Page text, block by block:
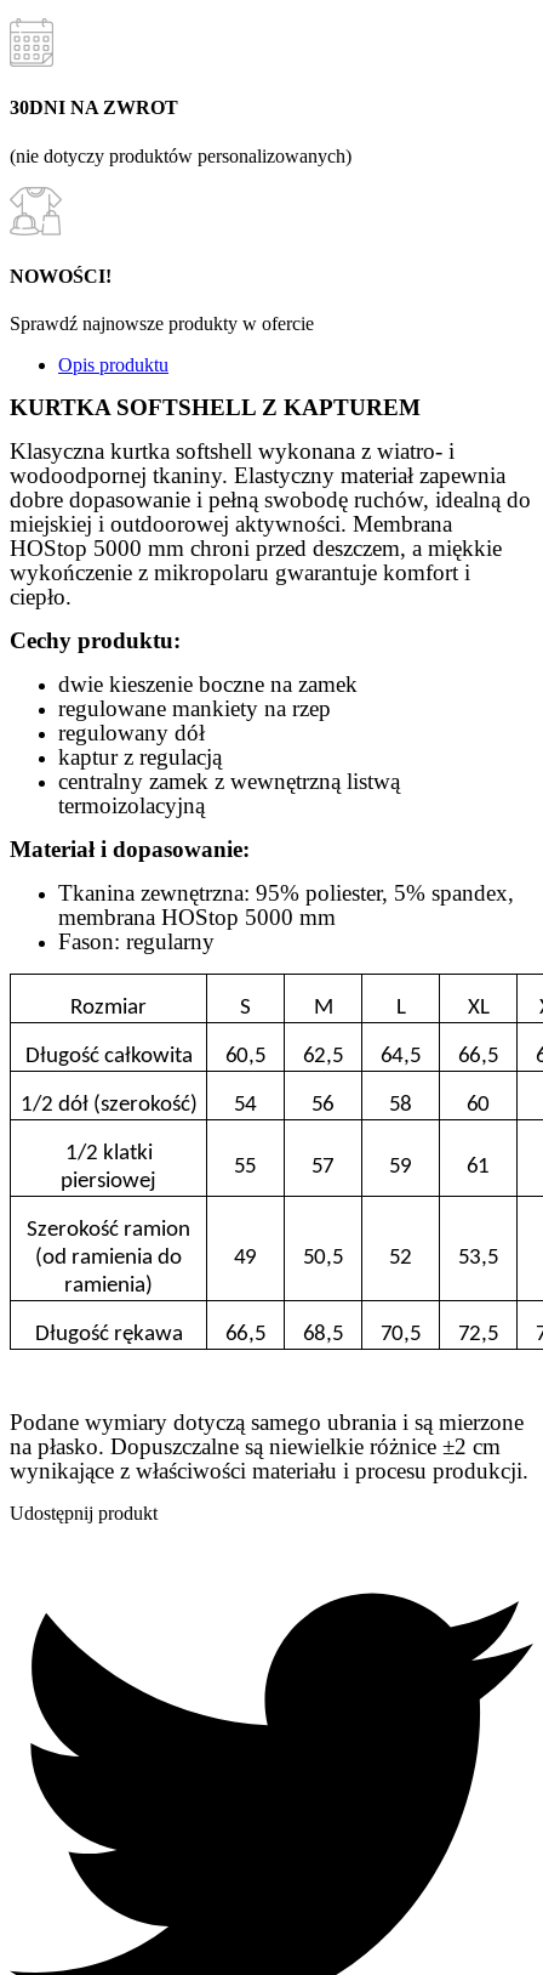
30DNI NA ZWROT
(nie dotyczy produktów personalizowanych)
NOWOŚCI!
Sprawdź najnowsze produkty w ofercie
Opis produktu
KURTKA SOFTSHELL Z KAPTUREM
Klasyczna kurtka softshell wykonana z wiatro- i
wodoodpornej tkaniny. Elastyczny materiał zapewnia
dobre dopasowanie i pełną swobodę ruchów, idealną do
miejskiej i outdoorowej aktywności. Membrana
HOStop 5000 mm chroni przed deszczem, a miękkie
wykończenie z mikropolaru gwarantuje komfort i
ciepło.
Cechy produktu:
dwie kieszenie boczne na zamek
regulowane mankiety na rzep
regulowany dół
kaptur z regulacją
centralny zamek z wewnętrzną listwą
termoizolacyjną
Materiał i dopasowanie:
Tkanina zewnętrzna: 95% poliester, 5% spandex,
membrana HOStop 5000 mm
Fason: regularny
Rozmiar S M L XL
Długość całkowita 60,5 62,5 64,5 66,5
1/2 dół (szerokość) 54 56 58 60
1/2 klatki
piersiowej
55 57 59 61
Szerokość ramion
(od ramienia do
ramienia)
49 50,5 52 53,5
Długość rękawa 66,5 68,5 70,5 72,5
Podane wymiary dotyczą samego ubrania i są mierzone
na płasko. Dopuszczalne są niewielkie różnice ±2 cm
wynikające z właściwości materiału i procesu produkcji.
Udostępnij produkt